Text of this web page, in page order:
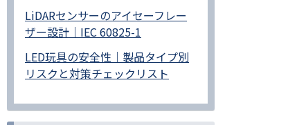
LiDARセンサーのアイセーフレー
ザー設計｜IEC 60825-1
LED玩具の安全性｜製品タイプ別
リスクと対策チェックリスト